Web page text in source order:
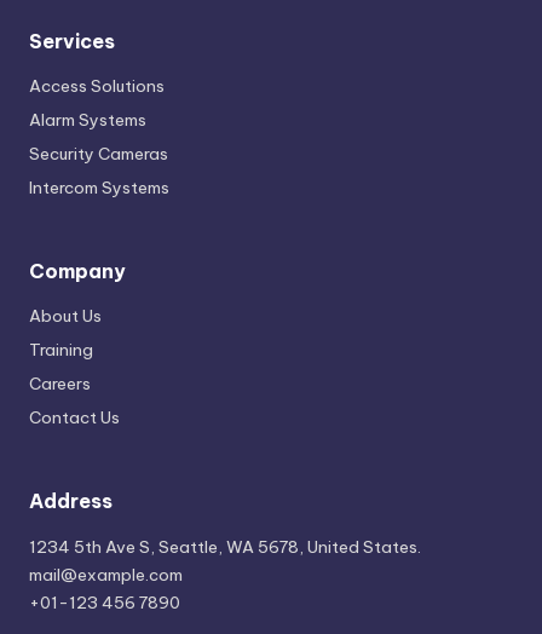
Services
Access Solutions
Alarm Systems
Security Cameras
Intercom Systems
Company
About Us
Training
Careers
Contact Us
Address
1234 5th Ave S, Seattle, WA 5678, United States.
mail@example.com
+01-123 456 7890